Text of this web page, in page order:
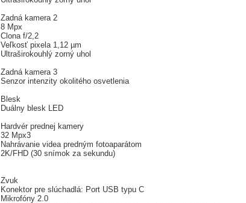
Zadná kamera 2
8 Mpx
Clona f/2,2
Veľkosť pixela 1,12 µm
Ultraširokouhlý zorný uhol
Zadná kamera 3
Senzor intenzity okolitého osvetlenia
Blesk
Duálny blesk LED
Hardvér prednej kamery
32 Mpx3
Nahrávanie videa predným fotoaparátom
2K/FHD (30 snímok za sekundu)
Zvuk
Konektor pre slúchadlá: Port USB typu C
Mikrofóny 2.0